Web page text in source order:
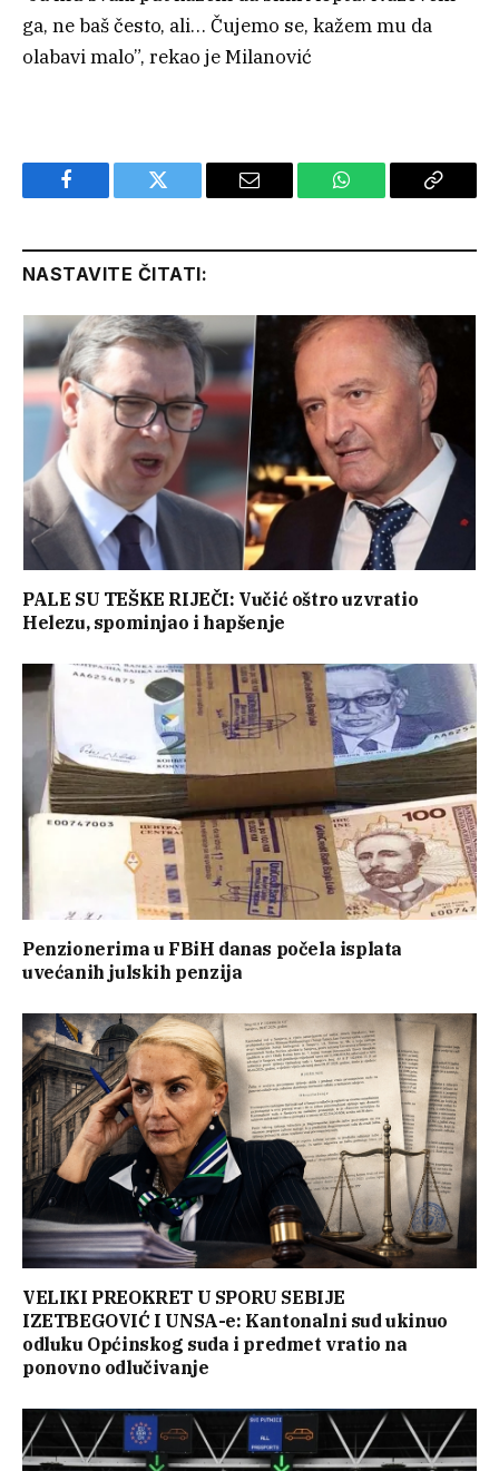
ga, ne baš često, ali… Čujemo se, kažem mu da
olabavi malo”, rekao je Milanović
Facebook Twitter Email WhatsApp Copy
NASTAVITE ČITATI:
PALE SU TEŠKE RIJEČI: Vučić oštro uzvratio
Helezu, spominjao i hapšenje
Penzionerima u FBiH danas počela isplata
uvećanih julskih penzija
VELIKI PREOKRET U SPORU SEBIJE
IZETBEGOVIĆ I UNSA-e: Kantonalni sud ukinuo
odluku Općinskog suda i predmet vratio na
ponovno odlučivanje